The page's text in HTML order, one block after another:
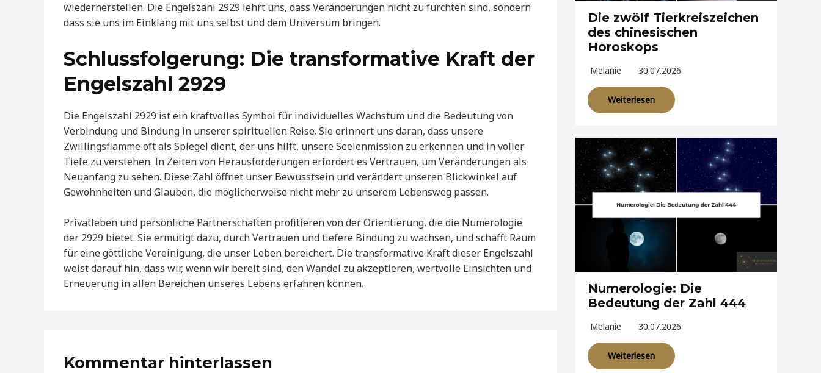
wiederherstellen. Die Engelszahl 2929 lehrt uns, dass Veränderungen nicht zu fürchten sind, sondern
dass sie uns im Einklang mit uns selbst und dem Universum bringen.
Schlussfolgerung: Die transformative Kraft der
Engelszahl 2929
Die Engelszahl 2929 ist ein kraftvolles Symbol für individuelles Wachstum und die Bedeutung von
Verbindung und Bindung in unserer spirituellen Reise. Sie erinnert uns daran, dass unsere
Zwillingsflamme oft als Spiegel dient, der uns hilft, unsere Seelenmission zu erkennen und in voller
Tiefe zu verstehen. In Zeiten von Herausforderungen erfordert es Vertrauen, um Veränderungen als
Neuanfang zu sehen. Diese Zahl öffnet unser Bewusstsein und verändert unseren Blickwinkel auf
Gewohnheiten und Glauben, die möglicherweise nicht mehr zu unserem Lebensweg passen.
Privatleben und persönliche Partnerschaften profitieren von der Orientierung, die die Numerologie
der 2929 bietet. Sie ermutigt dazu, durch Vertrauen und tiefere Bindung zu wachsen, und schafft Raum
für eine göttliche Vereinigung, die unser Leben bereichert. Die transformative Kraft dieser Engelszahl
weist darauf hin, dass wir, wenn wir bereit sind, den Wandel zu akzeptieren, wertvolle Einsichten und
Erneuerung in allen Bereichen unseres Lebens erfahren können.
Kommentar hinterlassen
Die zwölf Tierkreiszeichen
des chinesischen
Horoskops
Melanie 30.07.2026
Weiterlesen
Numerologie: Die
Bedeutung der Zahl 444
Melanie 30.07.2026
Weiterlesen